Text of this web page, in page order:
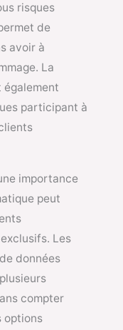
risques
de
avoir à
La
participant à
importance
peut
Les
données
compter
options